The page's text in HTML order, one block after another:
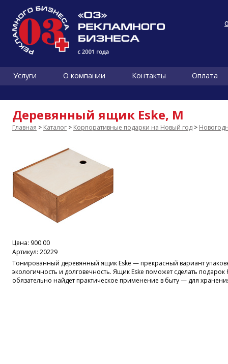
Услуги О компании Контакты Оплата
Деревянный ящик Eske, M
Главная > Каталог > Корпоративные подарки на Новый год >
Цена: 900.00
Артикул: 20229
Тонированный деревянный ящик Eske — прекрасный вариант
экологичность и долговечность. Ящик Eske поможет сделать
обязательно найдет практическое применение в быту — для